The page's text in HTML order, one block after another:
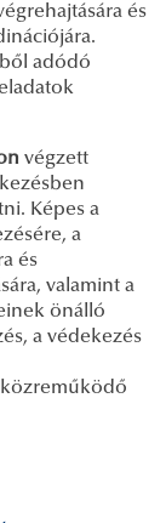
és
adódó
végzett
Képes a
a
és
valamint a
önálló
a védekezés
közreműködő